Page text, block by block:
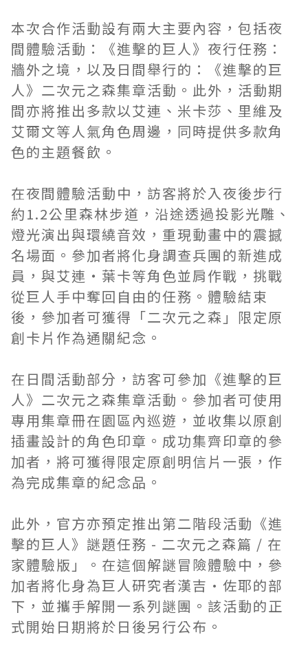
本次合作活動設有兩大主要內容，包括夜
間體驗活動：《進擊的巨人》夜行任務：
牆外之境，以及日間舉行的：《進擊的巨
人》二次元之森集章活動。此外，活動期
間亦將推出多款以艾連、米卡莎、里維及
艾爾文等人氣角色周邊，同時提供多款角
色的主題餐飲。
在夜間體驗活動中，訪客將於入夜後步行
約1.2公里森林步道，沿途透過投影光雕、
燈光演出與環繞音效，重現動畫中的震撼
名場面。參加者將化身調查兵團的新進成
員，與艾連‧葉卡等角色並肩作戰，挑戰
從巨人手中奪回自由的任務。體驗結束
後，參加者可獲得「二次元之森」限定原
創卡片作為通關紀念。
在日間活動部分，訪客可參加《進擊的巨
人》二次元之森集章活動。參加者可使用
專用集章冊在園區內巡遊，並收集以原創
插畫設計的角色印章。成功集齊印章的參
加者，將可獲得限定原創明信片一張，作
為完成集章的紀念品。
此外，官方亦預定推出第二階段活動《進
擊的巨人》謎題任務 - 二次元之森篇 / 在
家體驗版」。在這個解謎冒險體驗中，參
加者將化身為巨人研究者漢吉·佐耶的部
下，並攜手解開一系列謎團。該活動的正
式開始日期將於日後另行公布。